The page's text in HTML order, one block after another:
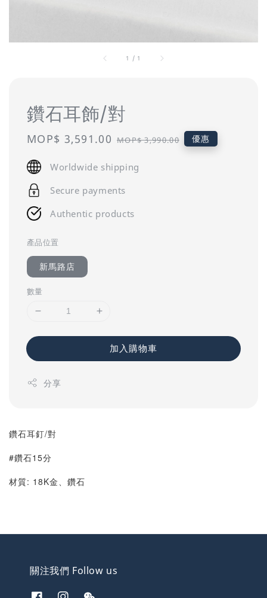
1 / 1
鑽石耳飾/對
Sale
MOP$ 3,591.00 Regular
MOP$ 3,990.00 優惠
Worldwide shipping
Secure payments
Authentic products
產品位置
新馬路店
數量
加入購物車
分享
鑽石耳釘/對
#鑽石15分
材質: 18K金、鑽石
關注我們 Follow us